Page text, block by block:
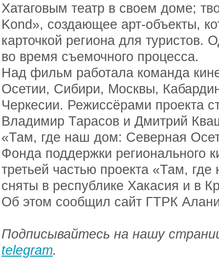
Хатаговым театр в своем доме;
Kond», создающее арт-объекты,
карточкой региона для туристов.
во время съемочного процесса.
Над фильм работала команда
Осетии, Сибири, Москвы,
Черкесии. Режиссёрами проекта
Владимир Тарасов и Дмитрий
«Там, где наш дом: Северная
Фонда поддержки регионального
третьей частью проекта «Там,
сняты в республике Хакасия и в
Об этом сообщил сайт ГТРК
Подписывайтесь на нашу
telegram.